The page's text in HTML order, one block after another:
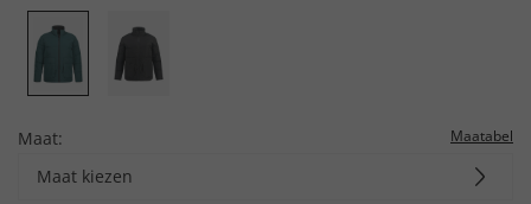
Maat: Maatabel
Maat kiezen